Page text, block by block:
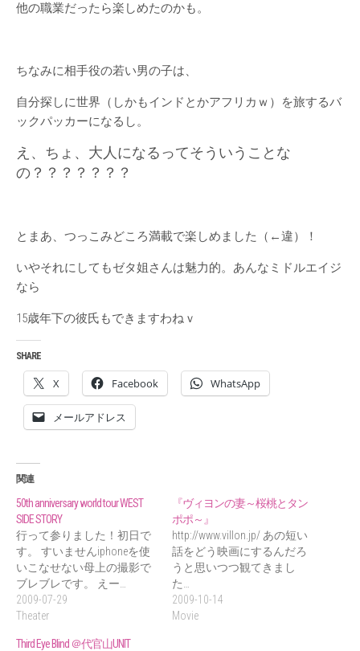
他の職業だったら楽しめたのかも。
ちなみに相手役の若い男の子は、
自分探しに世界（しかもインドとかアフリカｗ）を旅するバ
ックパッカーになるし。
え、ちょ、大人になるってそういうことな
の？？？？？？？
とまあ、つっこみどころ満載で楽しめました（←違）！
いやそれにしてもゼタ姐さんは魅力的。あんなミドルエイジ
なら
15歳年下の彼氏もできますわねｖ
SHARE
X Facebook WhatsApp
メールアドレス
関連
50th anniversary world tour WEST
SIDE STORY
行って参りました！初日で
す。 すいませんiphoneを使
いこなせない母上の撮影で
ブレブレです。 えー…
2009-07-29
Theater
『ヴィヨンの妻～桜桃とタン
ポポ～』
http://www.villon.jp/ あの短い
話をどう映画にするんだろ
うと思いつつ観てきまし
た…
2009-10-14
Movie
Third Eye Blind ＠代官山UNIT